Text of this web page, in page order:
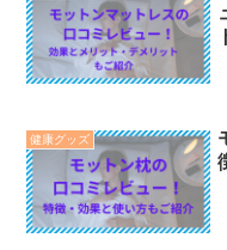
健康グッズ